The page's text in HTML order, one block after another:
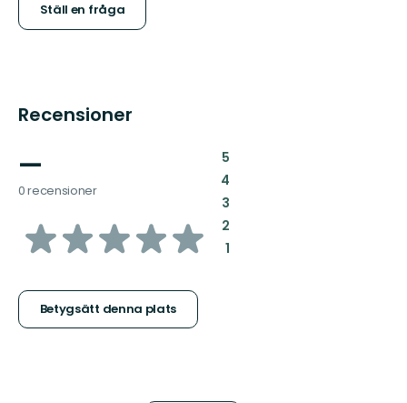
Ställ en fråga
Recensioner
—
0 recensioner
av
stjärnor
Betygsätt denna plats
5:
4:
3:
2:
1: